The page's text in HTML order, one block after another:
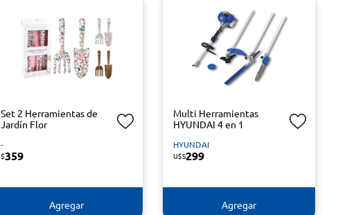
Set 2 Herramientas de
Jardín Flor
-
$359
Agregar
Multi Herramientas
HYUNDAI 4 en 1
HYUNDAI
U$S299
Agregar